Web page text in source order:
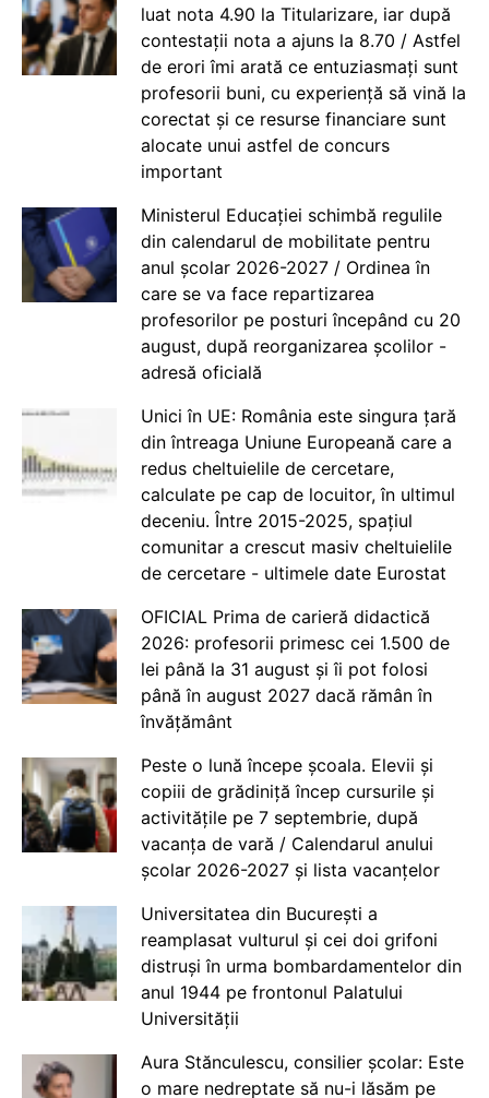
luat nota 4.90 la Titularizare, iar după
contestații nota a ajuns la 8.70 / Astfel
de erori îmi arată ce entuziasmați sunt
profesorii buni, cu experiență să vină la
corectat și ce resurse financiare sunt
alocate unui astfel de concurs
important
Ministerul Educației schimbă regulile
din calendarul de mobilitate pentru
anul școlar 2026-2027 / Ordinea în
care se va face repartizarea
profesorilor pe posturi începând cu 20
august, după reorganizarea școlilor -
adresă oficială
Unici în UE: România este singura țară
din întreaga Uniune Europeană care a
redus cheltuielile de cercetare,
calculate pe cap de locuitor, în ultimul
deceniu. Între 2015-2025, spațiul
comunitar a crescut masiv cheltuielile
de cercetare - ultimele date Eurostat
OFICIAL Prima de carieră didactică
2026: profesorii primesc cei 1.500 de
lei până la 31 august și îi pot folosi
până în august 2027 dacă rămân în
învățământ
Peste o lună începe școala. Elevii și
copiii de grădiniță încep cursurile și
activitățile pe 7 septembrie, după
vacanța de vară / Calendarul anului
școlar 2026-2027 și lista vacanțelor
Universitatea din București a
reamplasat vulturul și cei doi grifoni
distruși în urma bombardamentelor din
anul 1944 pe frontonul Palatului
Universității
Aura Stănculescu, consilier școlar: Este
o mare nedreptate să nu-i lăsăm pe